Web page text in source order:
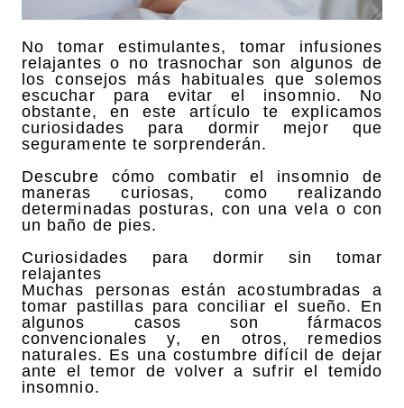
No tomar estimulantes, tomar infusiones
relajantes o no trasnochar son algunos de
los consejos más habituales que solemos
escuchar para evitar el insomnio. No
obstante, en este artículo te explicamos
curiosidades para dormir mejor que
seguramente te sorprenderán.
Descubre cómo combatir el insomnio de
maneras curiosas, como realizando
determinadas posturas, con una vela o con
un baño de pies.
Curiosidades para dormir sin tomar
relajantes
Muchas personas están acostumbradas a
tomar pastillas para conciliar el sueño. En
algunos casos son fármacos
convencionales y, en otros, remedios
naturales. Es una costumbre difícil de dejar
ante el temor de volver a sufrir el temido
insomnio.